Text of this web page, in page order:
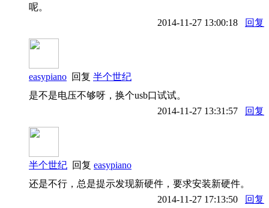
呢。
2014-11-27 13:00:18
回复
easypiano 回复 半个世纪
是不是电压不够呀，换个usb口试试。
2014-11-27 13:31:57
回复
半个世纪 回复 easypiano
还是不行，总是提示发现新硬件，要求安装新硬件。
2014-11-27 17:13:50
回复